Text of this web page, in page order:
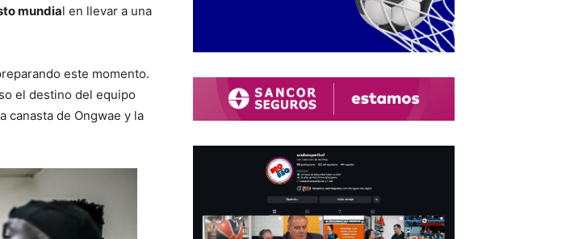
mundial en llevar a una
este momento.
el destino del equipo
canasta de Ongwae y la